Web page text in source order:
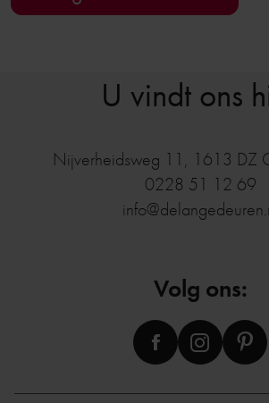
U vindt ons
Nijverheidsweg 11 , 1613 DZ
0228 51 12 69
Volg ons: